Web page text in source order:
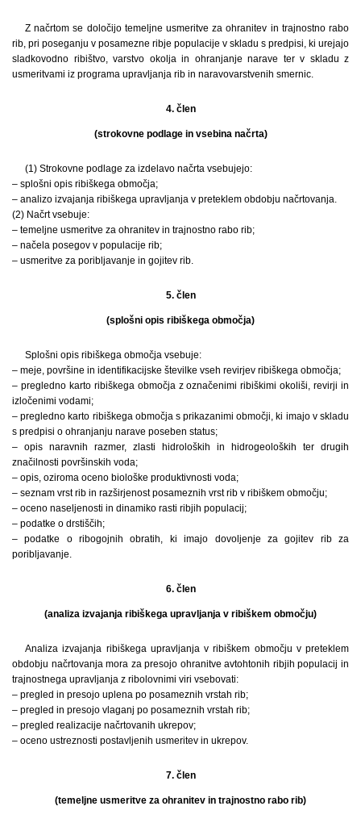
Z načrtom se določijo temeljne usmeritve za ohranitev in trajnostno rabo
rib, pri poseganju v posamezne ribje populacije v skladu s predpisi, ki urejajo
sladkovodno ribištvo, varstvo okolja in ohranjanje narave ter v skladu z
usmeritvami iz programa upravljanja rib in naravovarstvenih smernic.
4. člen
(strokovne podlage in vsebina načrta)
(1) Strokovne podlage za izdelavo načrta vsebujejo:
– splošni opis ribiškega območja;
– analizo izvajanja ribiškega upravljanja v preteklem obdobju načrtovanja.
(2) Načrt vsebuje:
– temeljne usmeritve za ohranitev in trajnostno rabo rib;
– načela posegov v populacije rib;
– usmeritve za poribljavanje in gojitev rib.
5. člen
(splošni opis ribiškega območja)
Splošni opis ribiškega območja vsebuje:
– meje, površine in identifikacijske številke vseh revirjev ribiškega območja;
– pregledno karto ribiškega območja z označenimi ribiškimi okoliši, revirji in
izločenimi vodami;
– pregledno karto ribiškega območja s prikazanimi območji, ki imajo v skladu
s predpisi o ohranjanju narave poseben status;
– opis naravnih razmer, zlasti hidroloških in hidrogeoloških ter drugih
značilnosti površinskih voda;
– opis, oziroma oceno biološke produktivnosti voda;
– seznam vrst rib in razširjenost posameznih vrst rib v ribiškem območju;
– oceno naseljenosti in dinamiko rasti ribjih populacij;
– podatke o drstiščih;
– podatke o ribogojnih obratih, ki imajo dovoljenje za gojitev rib za
poribljavanje.
6. člen
(analiza izvajanja ribiškega upravljanja v ribiškem območju)
Analiza izvajanja ribiškega upravljanja v ribiškem območju v preteklem
obdobju načrtovanja mora za presojo ohranitve avtohtonih ribjih populacij in
trajnostnega upravljanja z ribolovnimi viri vsebovati:
– pregled in presojo uplena po posameznih vrstah rib;
– pregled in presojo vlaganj po posameznih vrstah rib;
– pregled realizacije načrtovanih ukrepov;
– oceno ustreznosti postavljenih usmeritev in ukrepov.
7. člen
(temeljne usmeritve za ohranitev in trajnostno rabo rib)